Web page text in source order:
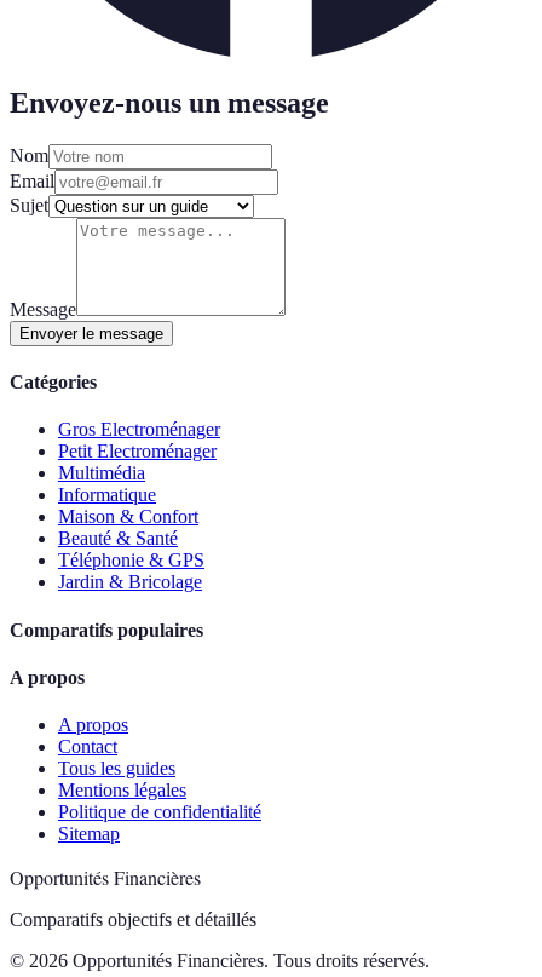
Envoyez-nous un message
Nom
Email
Sujet
Message
Envoyer le message
Catégories
Gros Electroménager
Petit Electroménager
Multimédia
Informatique
Maison & Confort
Beauté & Santé
Téléphonie & GPS
Jardin & Bricolage
Comparatifs populaires
A propos
A propos
Contact
Tous les guides
Mentions légales
Politique de confidentialité
Sitemap
Opportunités Financières
Comparatifs objectifs et détaillés
© 2026 Opportunités Financières. Tous droits réservés.